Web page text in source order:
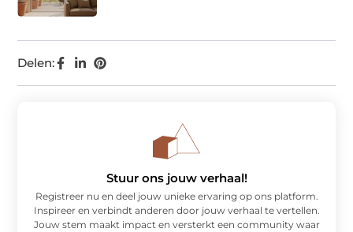
Delen:
Stuur ons jouw verhaal!
Registreer nu en deel jouw unieke ervaring op ons platform.
Inspireer en verbindt anderen door jouw verhaal te vertellen.
Jouw stem maakt impact en versterkt een community waar